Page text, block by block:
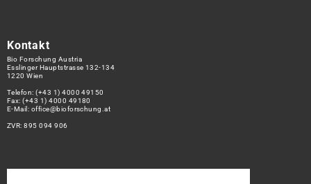
Kontakt
Bio Forschung Austria
Esslinger Hauptstrasse 132-134
1220 Wien
Telefon:(+43 1) 4000 49150
Fax: (+43 1) 4000 49180
E-Mail: office@bioforschung.at
ZVR: 895 094 906